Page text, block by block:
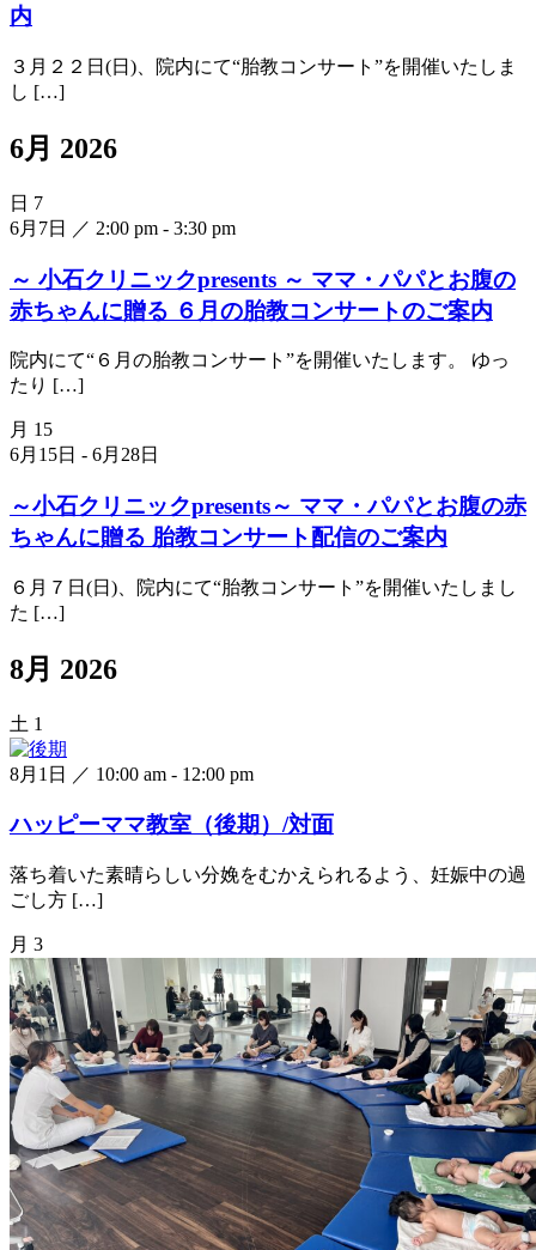
内
３月２２日(日)、院内にて“胎教コンサート”を開催いたしま
し […]
6月 2026
日 7
6月7日 ／ 2:00 pm - 3:30 pm
～ 小石クリニックpresents ～ ママ・パパとお腹の
赤ちゃんに贈る ６月の胎教コンサートのご案内
院内にて“６月の胎教コンサート”を開催いたします。 ゆっ
たり […]
月 15
6月15日 - 6月28日
～小石クリニックpresents～ ママ・パパとお腹の赤
ちゃんに贈る 胎教コンサート配信のご案内
６月７日(日)、院内にて“胎教コンサート”を開催いたしまし
た […]
8月 2026
土 1
8月1日 ／ 10:00 am - 12:00 pm
ハッピーママ教室（後期）/対面
落ち着いた素晴らしい分娩をむかえられるよう、妊娠中の過
ごし方 […]
月 3